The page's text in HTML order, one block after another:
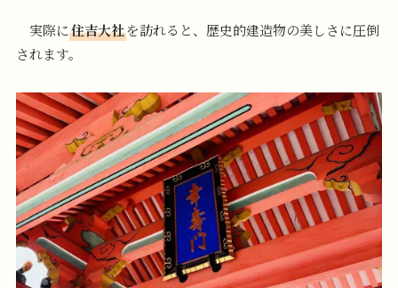
実際に住吉大社を訪れると、歴史的建造物の美しさに圧倒
されます。